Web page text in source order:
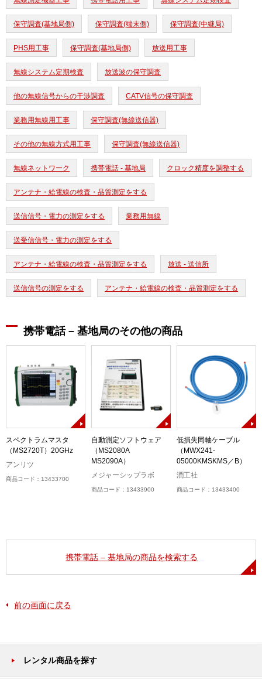
保守調査(基地局側) 保守調査(端末側) 保守調査(中継局)
PHS用工事 保守調査(基地局側) 放送用工事
無線システム定期検査 放送波の保守調査
他の無線信号からの干渉調査 CATV信号の保守調査
業務用無線用工事 保守調査(無線送信器)
その他の無線方式用工事 保守調査(無線送信器)
無線ネットワーク 携帯電話 - 基地局 クロック精度を調整する
アンテナ・給電線の検査・品質測定をする
送信信号・電力の測定をする 業務用無線
送受信信号・電力の測定をする
アンテナ・給電線の検査・品質測定をする 放送 - 送信所
送信信号の測定をする アンテナ・給電線の検査・品質測定をする
携帯電話 – 基地局のその他の商品
スペクトラムマスタ
（MS2720T）20GHz
アンリツ
商品コード：13433700
自動測定ソフトウェア
（MS2080A
MS2090A）
メジャーシップラボ
商品コード：13433900
低損失同軸ケーブル
（MWX241-
05000KMSKMS／B）
潤工社
商品コード：13433400
携帯電話 – 基地局の商品を検索する
前の画面に戻る
レンタル商品を探す